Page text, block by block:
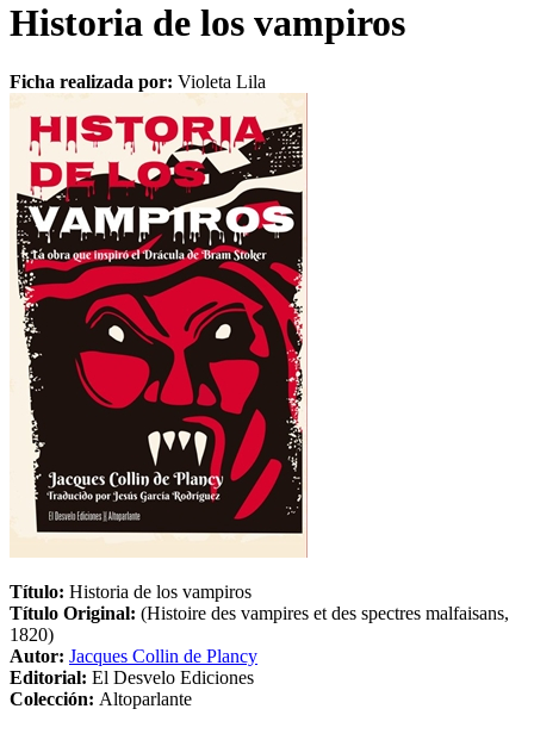
Historia de los vampiros
Ficha realizada por: Violeta Lila
Título: Historia de los vampiros
Título Original: (Histoire des vampires et des spectres malfaisans,
1820)
Autor: Jacques Collin de Plancy
Editorial: El Desvelo Ediciones
Colección: Altoparlante